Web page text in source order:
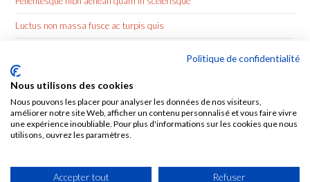
Luctus non massa fusce ac turpis quis
Politique de confidentialité
Nous utilisons des cookies
Nous pouvons les placer pour analyser les données de nos visiteurs,
améliorer notre site Web, afficher un contenu personnalisé et vous faire vivre
une expérience inoubliable. Pour plus d'informations sur les cookies que nous
utilisons, ouvrez les paramètres.
Accepter tout Refuser